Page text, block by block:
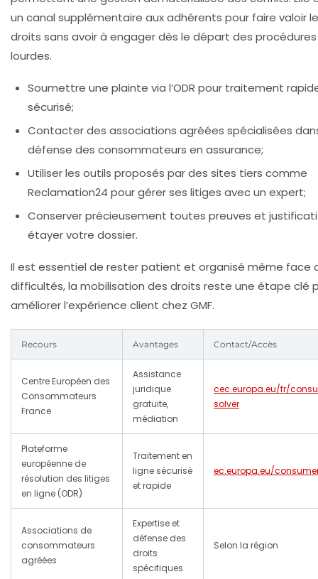
un canal supplémentaire aux adhérents pour faire valoir
droits sans avoir à engager dès le départ des procédures
lourdes.
Soumettre une plainte via l’ODR pour traitement
sécurisé;
Contacter des associations agréées spécialisées
défense des consommateurs en assurance;
Utiliser les outils proposés par des sites tiers comme
Reclamation24 pour gérer ses litiges avec un expert;
Conserver précieusement toutes preuves et
étayer votre dossier.
Il est essentiel de rester patient et organisé même face
difficultés, la mobilisation des droits reste une étape clé
améliorer l’expérience client chez GMF.
Recours Avantages Contact/Accès
Centre Européen des
Consommateurs
France
Assistance
juridique
gratuite,
médiation
cec.europa.eu/fr/
solver
Plateforme
européenne de
résolution des litiges
en ligne (ODR)
Traitement en
ligne sécurisé
et rapide
ec.europa.eu/
Associations de
consommateurs
agréées
Expertise et
défense des
droits
spécifiques
Selon la région